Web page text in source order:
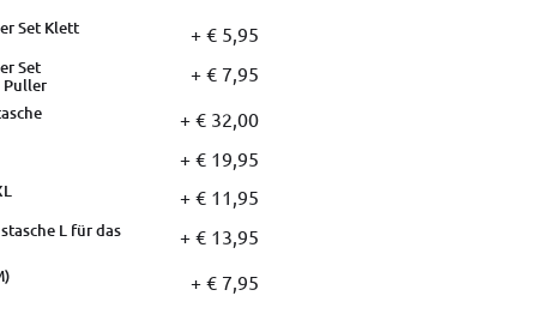
Set Klett + € 5,95
Set
Puller
+ € 7,95
+ € 32,00
+ € 19,95
+ € 11,95
L für das + € 13,95
+ € 7,95